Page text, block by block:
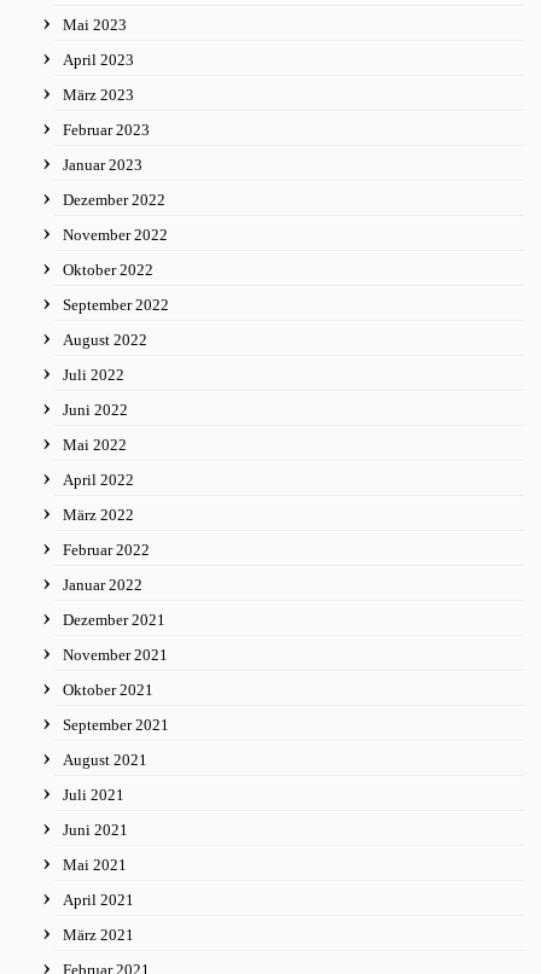
Mai 2023
April 2023
März 2023
Februar 2023
Januar 2023
Dezember 2022
November 2022
Oktober 2022
September 2022
August 2022
Juli 2022
Juni 2022
Mai 2022
April 2022
März 2022
Februar 2022
Januar 2022
Dezember 2021
November 2021
Oktober 2021
September 2021
August 2021
Juli 2021
Juni 2021
Mai 2021
April 2021
März 2021
Februar 2021